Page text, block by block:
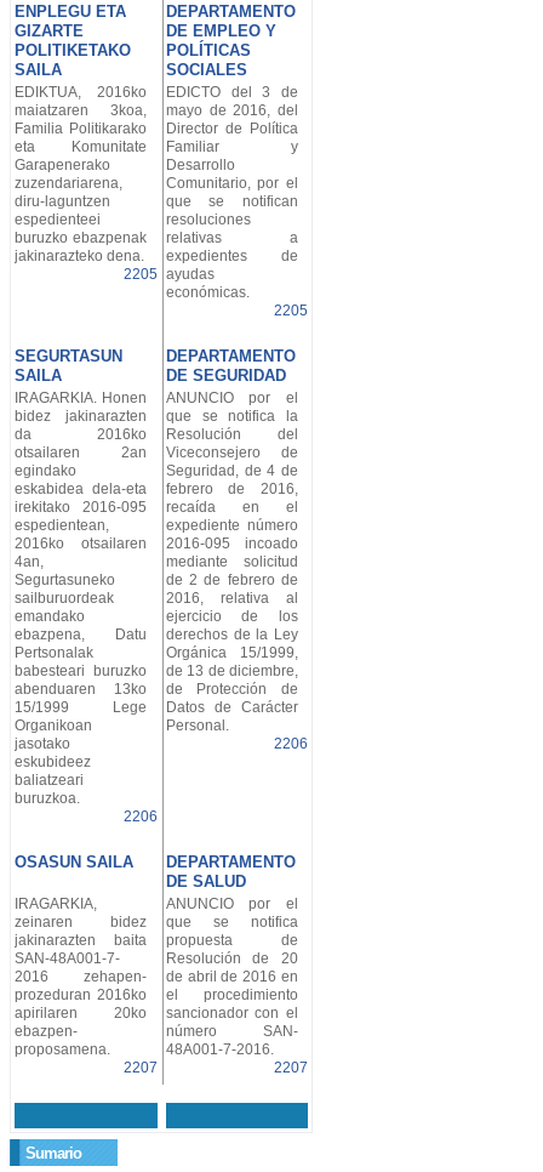
ENPLEGU ETA
GIZARTE
POLITIKETAKO
SAILA
DEPARTAMENTO
DE EMPLEO Y
POLÍTICAS
SOCIALES
EDIKTUA, 2016ko
maiatzaren 3koa,
Familia Politikarako
eta Komunitate
Garapenerako
zuzendariarena,
diru-laguntzen
espedienteei
buruzko ebazpenak
jakinarazteko dena.
2205
EDICTO del 3 de
mayo de 2016, del
Director de Política
Familiar y
Desarrollo
Comunitario, por el
que se notifican
resoluciones
relativas a
expedientes de
ayudas
económicas.
2205
SEGURTASUN
SAILA
DEPARTAMENTO
DE SEGURIDAD
IRAGARKIA. Honen
bidez jakinarazten
da 2016ko
otsailaren 2an
egindako
eskabidea dela-eta
irekitako 2016-095
espedientean,
2016ko otsailaren
4an,
Segurtasuneko
sailburuordeak
emandako
ebazpena, Datu
Pertsonalak
babesteari buruzko
abenduaren 13ko
15/1999 Lege
Organikoan
jasotako
eskubideez
baliatzeari
buruzkoa.
2206
ANUNCIO por el
que se notifica la
Resolución del
Viceconsejero de
Seguridad, de 4 de
febrero de 2016,
recaída en el
expediente número
2016-095 incoado
mediante solicitud
de 2 de febrero de
2016, relativa al
ejercicio de los
derechos de la Ley
Orgánica 15/1999,
de 13 de diciembre,
de Protección de
Datos de Carácter
Personal.
2206
OSASUN SAILA
DEPARTAMENTO
DE SALUD
IRAGARKIA,
zeinaren bidez
jakinarazten baita
SAN-48A001-7-
2016 zehapen-
prozeduran 2016ko
apirilaren 20ko
ebazpen-
proposamena.
2207
ANUNCIO por el
que se notifica
propuesta de
Resolución de 20
de abril de 2016 en
el procedimiento
sancionador con el
número SAN-
48A001-7-2016.
2207
Sumario